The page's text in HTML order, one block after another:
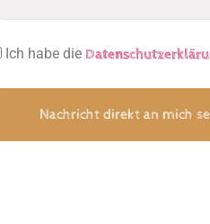
Ich habe die
Nachricht direkt an mich